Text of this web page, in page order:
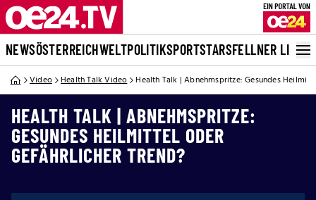
NEWSÖSTERREICHWELTPOLITIKSPORTSTARSFELLNER LIVE
Video Health Talk Video Health Talk | Abnehmspritze: Gesundes
HEALTH TALK | ABNEHMSPRITZE:
GESUNDES HEILMITTEL ODER
GEFÄHRLICHER TREND?